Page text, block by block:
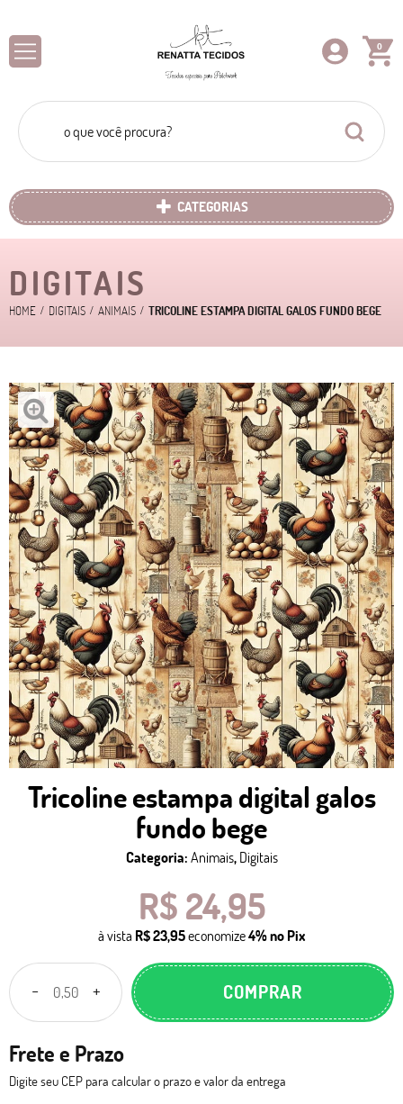
0
CATEGORIAS
DIGITAIS
HOME DIGITAIS ANIMAIS TRICOLINE ESTAMPA DIGITAL GALOS FUNDO BEGE
Tricoline estampa digital galos
fundo bege
Categoria: Animais, Digitais
R$ 24,95
à vista R$ 23,95economize4%no Pix
COMPRAR
Frete e Prazo
Digite seu CEP para calcular o prazo e valor da entrega